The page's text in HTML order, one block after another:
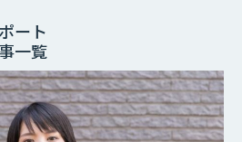
ート
一覧